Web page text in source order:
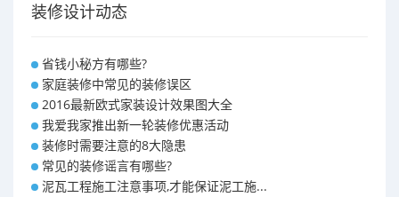
装修设计动态
省钱小秘方有哪些?
家庭装修中常见的装修误区
2016最新欧式家装设计效果图大全
我爱我家推出新一轮装修优惠活动
装修时需要注意的8大隐患
常见的装修谣言有哪些?
泥瓦工程施工注意事项,才能保证泥工施...